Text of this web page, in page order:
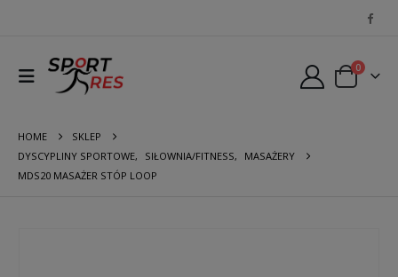
0
HOME
SKLEP
DYSCYPLINY SPORTOWE, SIŁOWNIA/FITNESS,
MASAŻERY
MDS20 MASAŻER STÓP LOOP